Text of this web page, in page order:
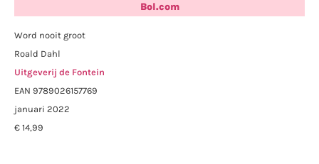
Bol.com
Word nooit groot
Roald Dahl
Uitgeverij de Fontein
EAN 9789026157769
januari 2022
€ 14,99